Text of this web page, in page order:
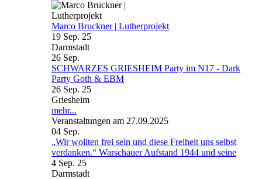
Marco Bruckner | Lutherprojekt
19 Sep. 25
Darmstadt
26 Sep.
SCHWARZES GRIESHEIM Party im N17 - Dark
Party Goth & EBM
26 Sep. 25
Griesheim
mehr...
Veranstaltungen am 27.09.2025
04 Sep.
„Wir wollten frei sein und diese Freiheit uns selbst
verdanken.“ Warschauer Aufstand 1944 und seine
4 Sep. 25
Darmstadt